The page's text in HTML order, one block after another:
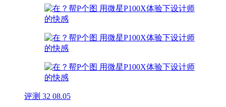
评测 32 08.05